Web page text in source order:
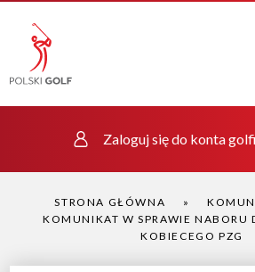
Zaloguj się do konta
STRONA GŁÓWNA »
KOMUNIKAT W SPRAWIE NABORU
KOBIECEGO PZG